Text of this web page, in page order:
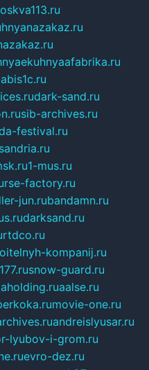
dark-sand.ru
sib-archives.ru
festival.ru
1-mus.ru
factory.ru
jun.rubandamn.ru
darksand.ru
rtdco.ru
kompanij.ru
snow-guard.ru
aalse.ru
movie-one.ru
andreislyusar.ru
lyubov-i-grom.ru
evro-dez.ru